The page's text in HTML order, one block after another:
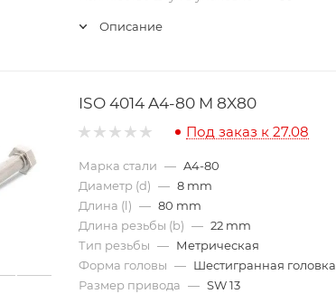
Описание
ISO 4014 A4-80 M 8X80
Под заказ к 27.08
Марка стали — A4-80
Диаметр (d) — 8 mm
Длина (l) — 80 mm
Длина резьбы (b) — 22 mm
Тип резьбы — Метрическая
Форма головы — Шестигранная головка
Размер привода — SW 13